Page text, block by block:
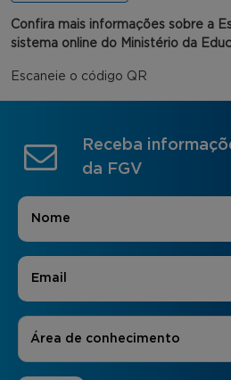
Confira mais informações sobre a
sistema online do Ministério da
Escaneie o código QR
Receba
da FGV
Nome
E-mail
Áreas de Interesse
Área de conhecimento